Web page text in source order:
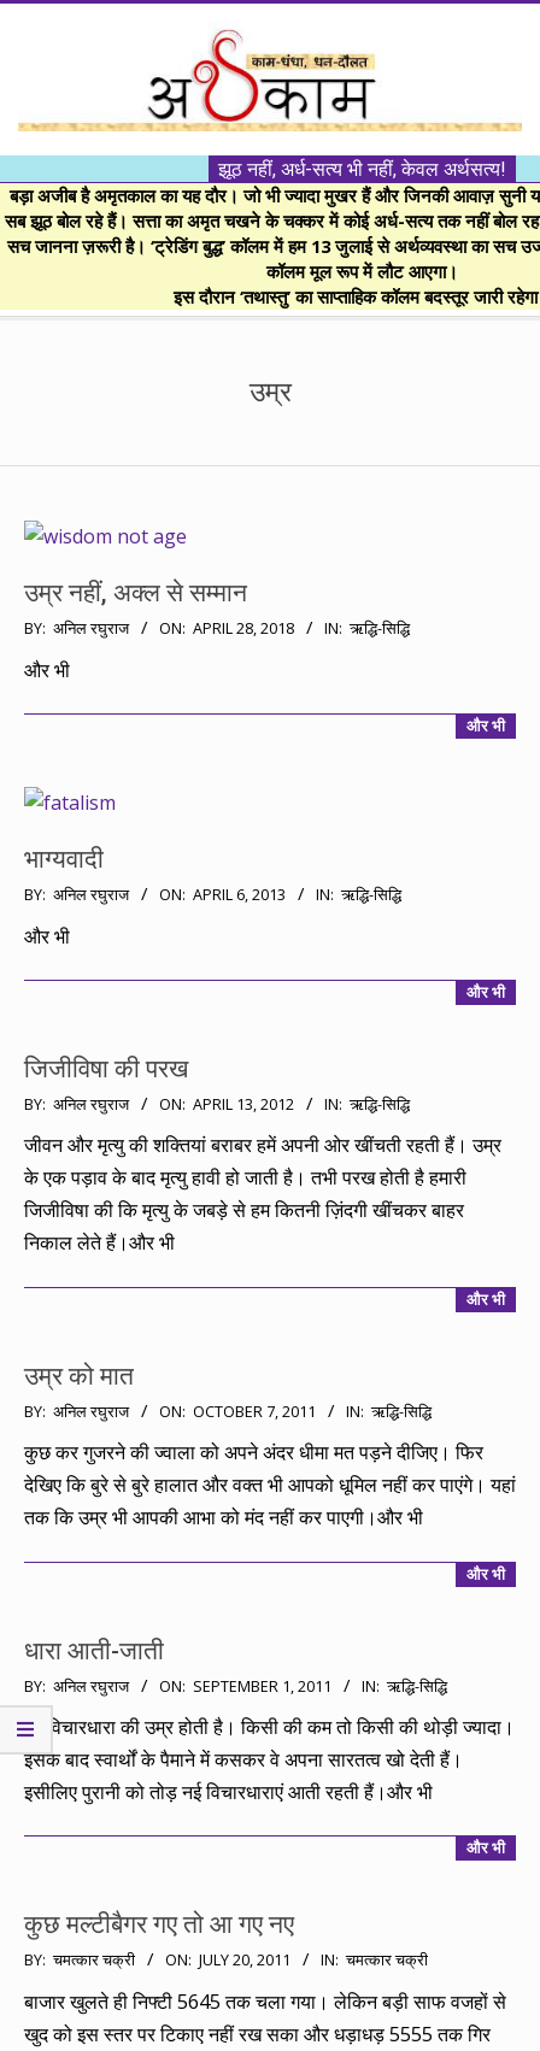
।।
अर्थकाम।।
BE
FINANCIALLY
झूठ नहीं, अर्ध-सत्य भी नहीं, केवल अर्थसत्य!
बड़ा अजीब है अमृतकाल का यह दौर। जो भी ज्यादा मुखर हैं और जिनकी आवाज़ सुनी
सब झूठ बोल रहे हैं। सत्ता का अमृत चखने के चक्कर में कोई अर्ध-सत्य तक नहीं बोल
सच जानना ज़रूरी है। ‘ट्रेडिंग बुद्ध’ कॉलम में हम 13 जुलाई से अर्थव्यवस्था का सच
कॉलम मूल रूप में लौट आएगा।
इस दौरान ‘तथास्तु’ का साप्ताहिक कॉलम बदस्तूर जारी
उम्र
उम्र नहीं, अक्ल से सम्मान
2018-
04-
BY: अनिल रघुराज ON: APRIL 28, 2018 IN: ऋद्धि-सिद्धि
और भी
और भी
भाग्यवादी
2013-
04-
BY: अनिल रघुराज ON: APRIL 6, 2013 IN: ऋद्धि-सिद्धि
और भी
और भी
जिजीविषा की परख
2012-
04-
13
BY: अनिल रघुराज ON: APRIL 13, 2012 IN: ऋद्धि-सिद्धि
जीवन और मृत्यु की शक्तियां बराबर हमें अपनी ओर खींचती रहती हैं। उम्र
के एक पड़ाव के बाद मृत्यु हावी हो जाती है। तभी परख होती है हमारी
जिजीविषा की कि मृत्यु के जबड़े से हम कितनी ज़िंदगी खींचकर बाहर
निकाल लेते हैं।और भी
और भी
उम्र को मात
2011-
07
BY: अनिल रघुराज ON: OCTOBER 7, 2011 IN: ऋद्धि-सिद्धि
कुछ कर गुजरने की ज्वाला को अपने अंदर धीमा मत पड़ने दीजिए। फिर
देखिए कि बुरे से बुरे हालात और वक्त भी आपको धूमिल नहीं कर पाएंगे। यहां
तक कि उम्र भी आपकी आभा को मंद नहीं कर पाएगी।और भी
और भी
धारा आती-जाती
2011-
09-
01
BY: अनिल रघुराज ON: SEPTEMBER 1, 2011 IN: ऋद्धि-सिद्धि
हर विचारधारा की उम्र होती है। किसी की कम तो किसी की थोड़ी ज्यादा।
इसके बाद स्वार्थों के पैमाने में कसकर वे अपना सारतत्व खो देती हैं।
इसीलिए पुरानी को तोड़ नई विचारधाराएं आती रहती हैं।और भी
और भी
कुछ मल्टीबैगर गए तो आ गए नए
2011-
BY: चमत्कार चक्री ON: JULY 20, 2011 IN: चमत्कार चक्री
बाजार खुलते ही निफ्टी 5645 तक चला गया। लेकिन बड़ी साफ वजहों से
खुद को इस स्तर पर टिकाए नहीं रख सका और धड़ाधड़ 5555 तक गिर